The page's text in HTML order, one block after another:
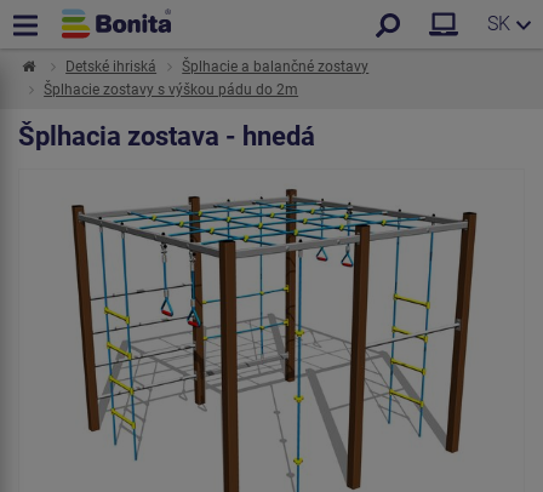
SK
Detské ihriská
Šplhacie a balančné zostavy
Šplhacie zostavy s výškou pádu do 2m
Šplhacia zostava - hnedá